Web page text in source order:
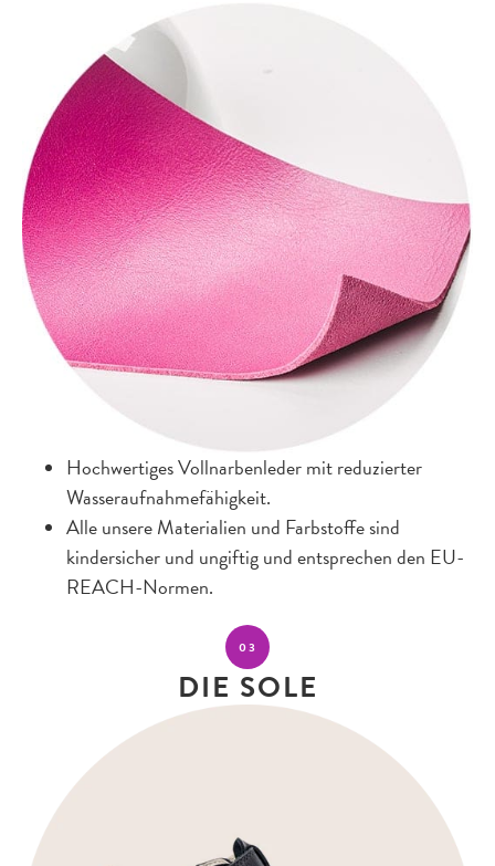
Hochwertiges Vollnarbenleder mit reduzierter
Wasseraufnahmefähigkeit.
Alle unsere Materialien und Farbstoffe sind
kindersicher und ungiftig und entsprechen den EU-
REACH-Normen.
03
DIE SOLE